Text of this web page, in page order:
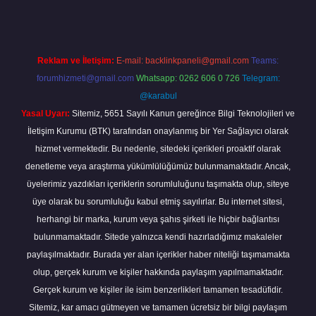
Reklam ve İletişim: E-mail: backlinkpaneli@gmail.com Teams:
forumhizmeti@gmail.com Whatsapp: 0262 606 0 726 Telegram:
@karabul
Yasal Uyarı: Sitemiz, 5651 Sayılı Kanun gereğince Bilgi Teknolojileri ve
İletişim Kurumu (BTK) tarafından onaylanmış bir Yer Sağlayıcı olarak
hizmet vermektedir. Bu nedenle, sitedeki içerikleri proaktif olarak
denetleme veya araştırma yükümlülüğümüz bulunmamaktadır. Ancak,
üyelerimiz yazdıkları içeriklerin sorumluluğunu taşımakta olup, siteye
üye olarak bu sorumluluğu kabul etmiş sayılırlar. Bu internet sitesi,
herhangi bir marka, kurum veya şahıs şirketi ile hiçbir bağlantısı
bulunmamaktadır. Sitede yalnızca kendi hazırladığımız makaleler
paylaşılmaktadır. Burada yer alan içerikler haber niteliği taşımamakta
olup, gerçek kurum ve kişiler hakkında paylaşım yapılmamaktadır.
Gerçek kurum ve kişiler ile isim benzerlikleri tamamen tesadüfidir.
Sitemiz, kar amacı gütmeyen ve tamamen ücretsiz bir bilgi paylaşım